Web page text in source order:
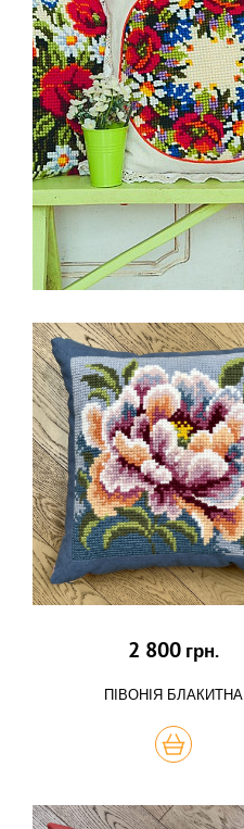
2 800 грн.
ПІВОНІЯ БЛАКИТНА
КУПИТЬ